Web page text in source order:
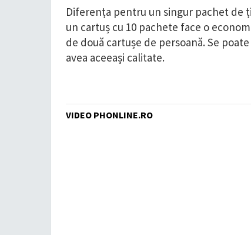
Diferența pentru un singur pachet de
un cartuș cu 10 pachete face o
de două cartușe de persoană. Se
avea aceeași calitate.
VIDEO PHONLINE.RO